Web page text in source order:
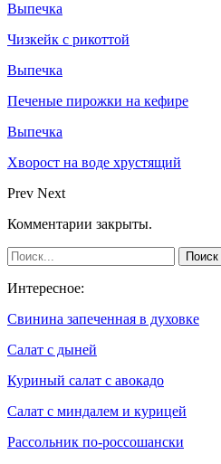
Выпечка
Чизкейк с рикоттой
Выпечка
Печеные пирожки на кефире
Выпечка
Хворост на воде хрустящий
Prev Next
Комментарии закрыты.
Интересное:
Свинина запеченная в духовке
Салат с дыней
Куриный салат с авокадо
Салат с миндалем и курицей
Рассольник по-россошански